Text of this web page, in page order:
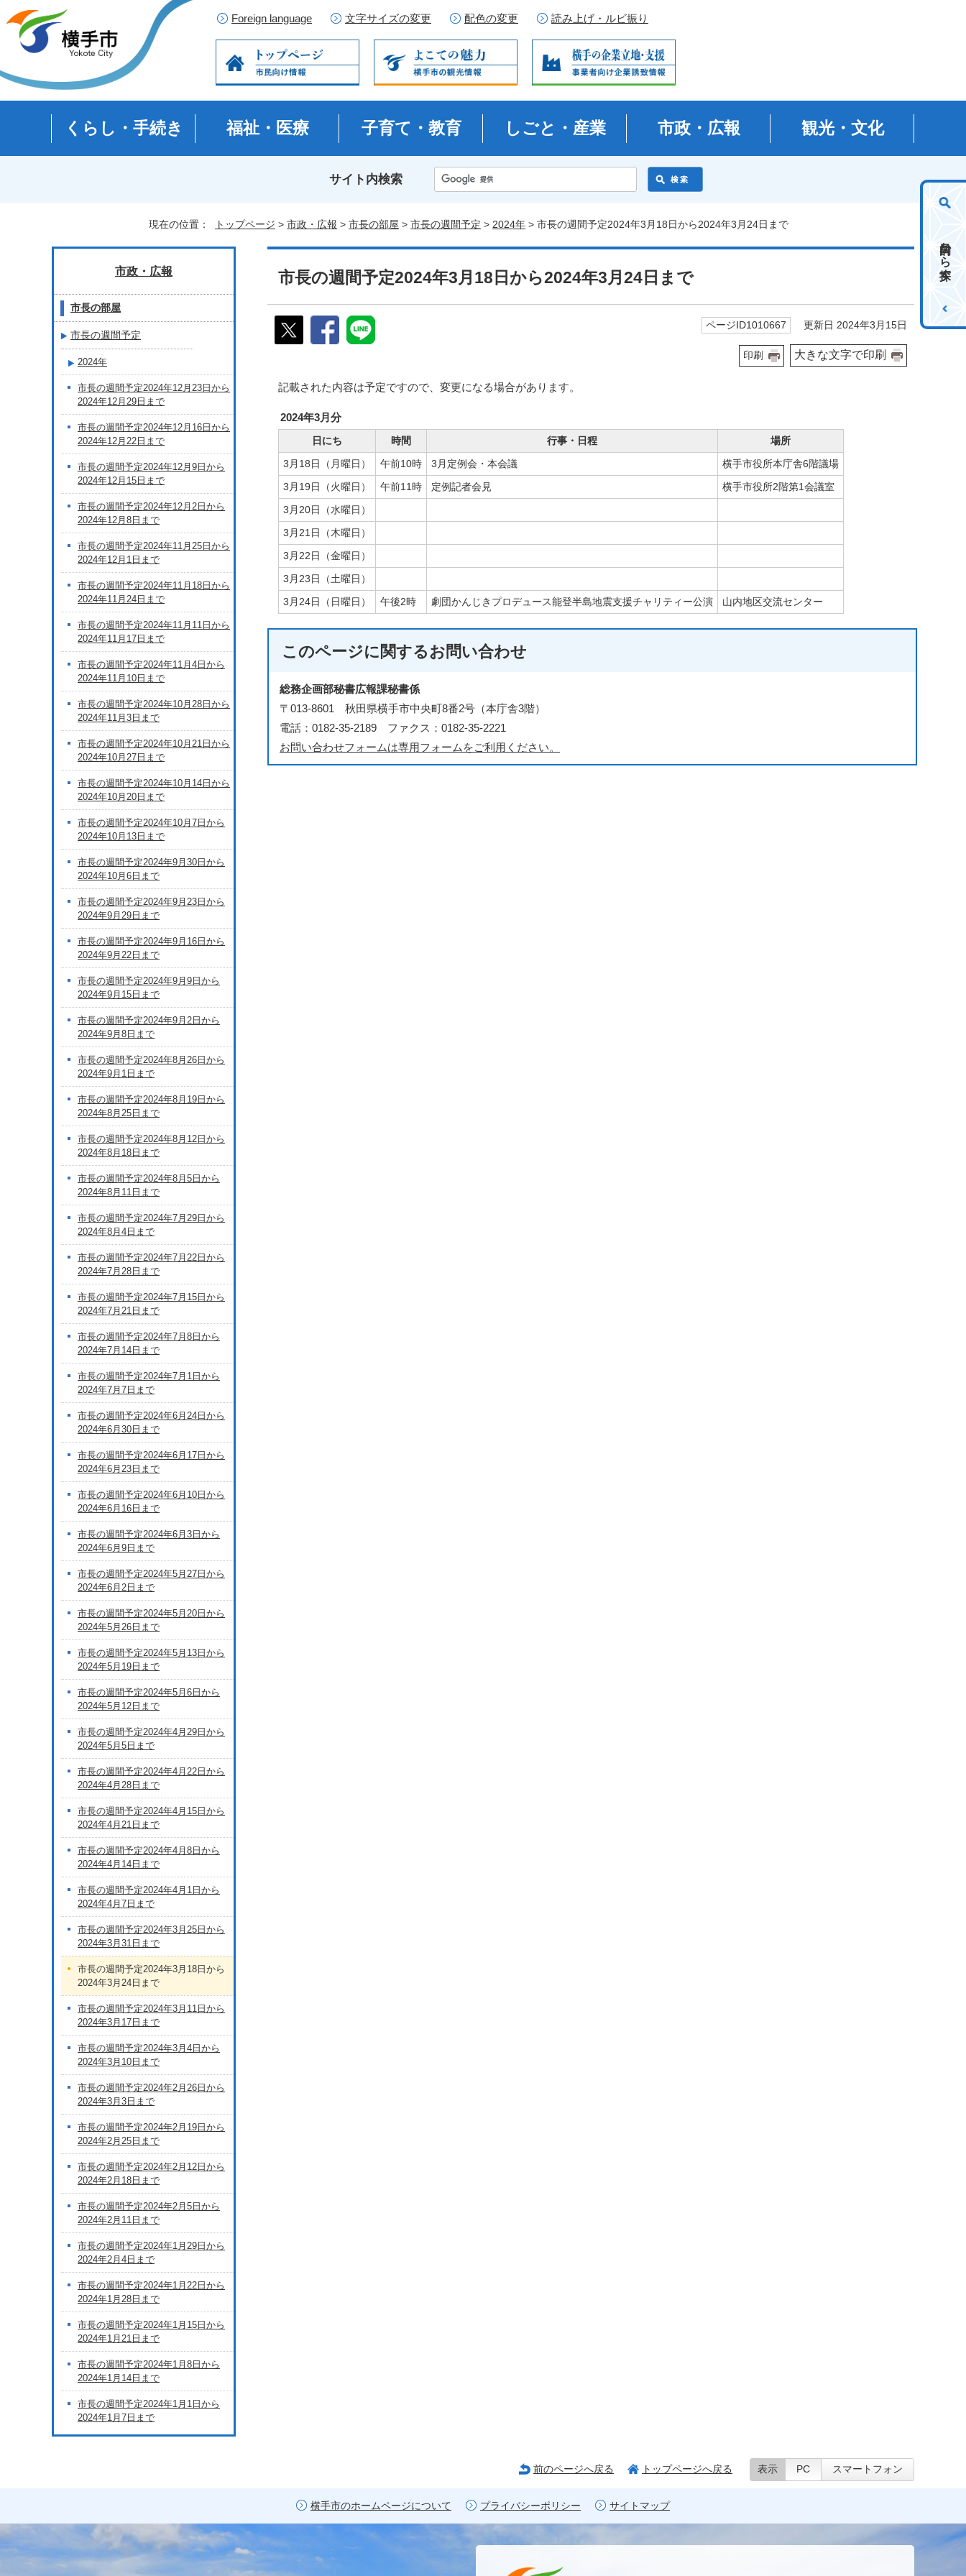
Foreign language 文字サイズの変更 配色の変更 読み上げ・ルビ振り
くらし・手続き 福祉・医療 子育て・教育 しごと・産業 市政・広報 観光・文化
サイト内検索
目的から探す
現在の位置： トップページ > 市政・広報 > 市長の部屋 > 市長の週間予定 > 2024年 > 市長の週間予定2024年3月18日から2024年3月24日まで
市長の週間予定2024年3月18日から2024年3月24日まで
ページID1010667 更新日 2024年3月15日
印刷 大きな文字で印刷
記載された内容は予定ですので、変更になる場合があります。
2024年3月分
日にち 時間 行事・日程
場所
3月18日（月曜日）
午前10時 3月定例会・本会議
横手市役所本庁舎6階議場
3月19日（火曜日）
午前11時 定例記者会見
横手市役所2階第1会議室
3月20日（水曜日）
3月21日（木曜日）
3月22日（金曜日）
3月23日（土曜日）
3月24日（日曜日）
午後2時 劇団かんじきプロデュース能登半島地震支援チャリティー公演 山内地区交流センター
このページに関するお問い合わせ
総務企画部秘書広報課秘書係
〒013-8601 秋田県横手市中央町8番2号（本庁舎3階）
電話：0182-35-2189 ファクス：0182-35-2221
お問い合わせフォームは専用フォームをご利用ください。
市政・広報
市長の部屋
市長の週間予定
2024年
市長の週間予定2024年12月23日から
2024年12月29日まで
市長の週間予定2024年12月16日から
2024年12月22日まで
市長の週間予定2024年12月9日から
2024年12月15日まで
市長の週間予定2024年12月2日から
2024年12月8日まで
市長の週間予定2024年11月25日から
2024年12月1日まで
市長の週間予定2024年11月18日から
2024年11月24日まで
市長の週間予定2024年11月11日から
2024年11月17日まで
市長の週間予定2024年11月4日から
2024年11月10日まで
市長の週間予定2024年10月28日から
2024年11月3日まで
市長の週間予定2024年10月21日から
2024年10月27日まで
市長の週間予定2024年10月14日から
2024年10月20日まで
市長の週間予定2024年10月7日から
2024年10月13日まで
市長の週間予定2024年9月30日から
2024年10月6日まで
市長の週間予定2024年9月23日から
2024年9月29日まで
市長の週間予定2024年9月16日から
2024年9月22日まで
市長の週間予定2024年9月9日から
2024年9月15日まで
市長の週間予定2024年9月2日から
2024年9月8日まで
市長の週間予定2024年8月26日から
2024年9月1日まで
市長の週間予定2024年8月19日から
2024年8月25日まで
市長の週間予定2024年8月12日から
2024年8月18日まで
市長の週間予定2024年8月5日から
2024年8月11日まで
市長の週間予定2024年7月29日から
2024年8月4日まで
市長の週間予定2024年7月22日から
2024年7月28日まで
市長の週間予定2024年7月15日から
2024年7月21日まで
市長の週間予定2024年7月8日から
2024年7月14日まで
市長の週間予定2024年7月1日から
2024年7月7日まで
市長の週間予定2024年6月24日から
2024年6月30日まで
市長の週間予定2024年6月17日から
2024年6月23日まで
市長の週間予定2024年6月10日から
2024年6月16日まで
市長の週間予定2024年6月3日から
2024年6月9日まで
市長の週間予定2024年5月27日から
2024年6月2日まで
市長の週間予定2024年5月20日から
2024年5月26日まで
市長の週間予定2024年5月13日から
2024年5月19日まで
市長の週間予定2024年5月6日から
2024年5月12日まで
市長の週間予定2024年4月29日から
2024年5月5日まで
市長の週間予定2024年4月22日から
2024年4月28日まで
市長の週間予定2024年4月15日から
2024年4月21日まで
市長の週間予定2024年4月8日から
2024年4月14日まで
市長の週間予定2024年4月1日から
2024年4月7日まで
市長の週間予定2024年3月25日から
2024年3月31日まで
市長の週間予定2024年3月18日から
2024年3月24日まで
市長の週間予定2024年3月11日から
2024年3月17日まで
市長の週間予定2024年3月4日から
2024年3月10日まで
市長の週間予定2024年2月26日から
2024年3月3日まで
市長の週間予定2024年2月19日から
2024年2月25日まで
市長の週間予定2024年2月12日から
2024年2月18日まで
市長の週間予定2024年2月5日から
2024年2月11日まで
市長の週間予定2024年1月29日から
2024年2月4日まで
市長の週間予定2024年1月22日から
2024年1月28日まで
市長の週間予定2024年1月15日から
2024年1月21日まで
市長の週間予定2024年1月8日から
2024年1月14日まで
市長の週間予定2024年1月1日から
2024年1月7日まで
前のページへ戻る トップページへ戻る 表示 PC スマートフォン
横手市のホームページについて プライバシーポリシー サイトマップ